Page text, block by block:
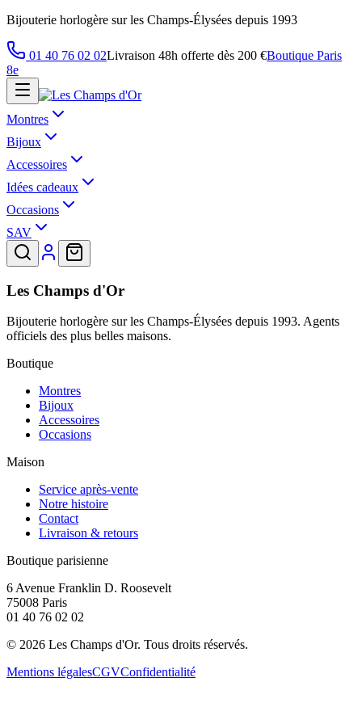
Bijouterie horlogère sur les Champs-Élysées depuis 1993
01 40 76 02 02Livraison 48h offerte dès 200 €Boutique Paris
8e
Montres
Bijoux
Accessoires
Idées cadeaux
Occasions
SAV
Les Champs d'Or
Bijouterie horlogère sur les Champs-Élysées depuis 1993. Agents
officiels des plus belles maisons.
Boutique
Montres
Bijoux
Accessoires
Occasions
Maison
Service après-vente
Notre histoire
Contact
Livraison & retours
Boutique parisienne
6 Avenue Franklin D. Roosevelt
75008 Paris
01 40 76 02 02
© 2026 Les Champs d'Or. Tous droits réservés.
Mentions légalesCGVConfidentialité